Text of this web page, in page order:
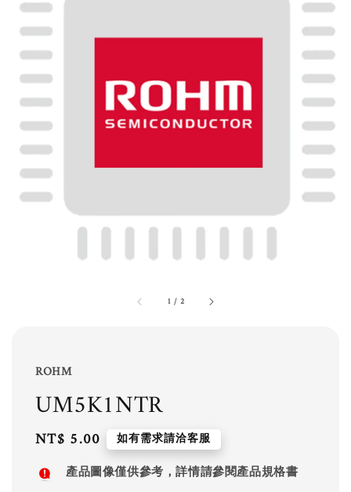
1 / 2
ROHM
UM5K1NTR
Regular
price
NT$ 5.00 如有需求請洽客服
產品圖像僅供參考，詳情請參閱產品規格書